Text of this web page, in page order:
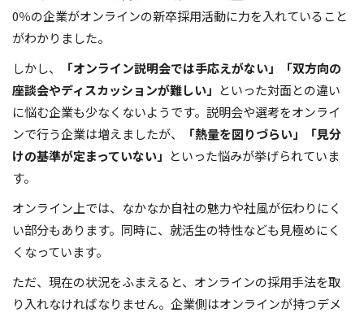
0％の企業がオンラインの新卒採用活動に力を入れていること
がわかりました。
しかし、
「オンライン説明会では手応えがない」「双方向の
座談会やディスカッションが難しい」 といった対面との違い
に悩む企業も少なくないようです。説明会や選考をオンライ
ンで行う企業は増えましたが、
「熱量を図りづらい」「見分
けの基準が定まっていない」 といった悩みが挙げられていま
す。
オンライン上では、なかなか自社の魅力や社風が伝わりにく
い部分もあります。同時に、就活生の特性なども見極めにく
くなっています。
ただ、現在の状況をふまえると、オンラインの採用手法を取
り入れなければなりません。企業側はオンラインが持つデメ